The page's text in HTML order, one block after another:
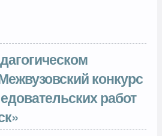
конкурс
работ